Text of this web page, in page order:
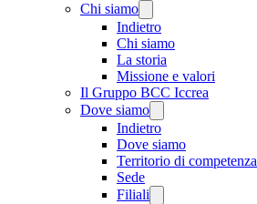
Chi siamo
Indietro
Chi siamo
La storia
Missione e valori
Il Gruppo BCC Iccrea
Dove siamo
Indietro
Dove siamo
Territorio di competenza
Sede
Filiali